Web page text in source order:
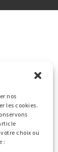
nos
les cookies.
choix ou
: